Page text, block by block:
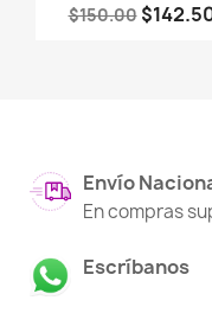
$150.00
Envío
En compras
Escríbanos